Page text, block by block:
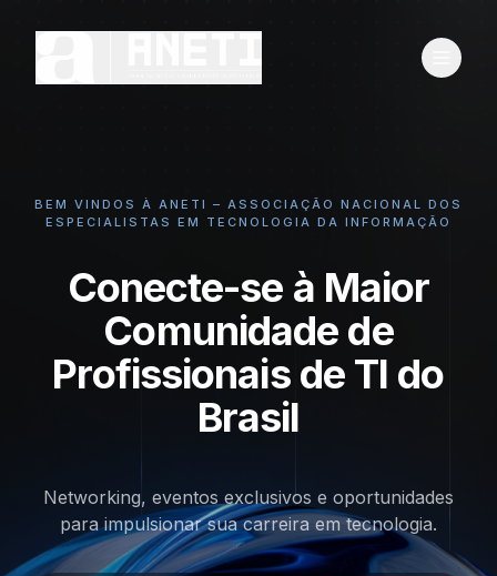
BEM VINDOS À ANETI – ASSOCIAÇÃO NACIONAL DOS
ESPECIALISTAS EM TECNOLOGIA DA INFORMAÇÃO
Conecte-se à Maior
Comunidade de
Profissionais de TI do
Brasil
Networking, eventos exclusivos e oportunidades
para impulsionar suacarreira em tecnologia.